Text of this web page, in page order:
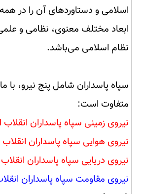
اسلامی و دستاوردهای آن را در
ابعاد مختلف معنوی، نظامی و
نظام اسلامی می‌باشد.
سپاه پاسداران شامل پنج نیرو، با
متفاوت است:
نیروی زمینی سپاه پاسداران
نیروی هوایی سپاه پاسداران
نیروی دریایی سپاه پاسداران
نیروی مقاومت سپاه پاسداران